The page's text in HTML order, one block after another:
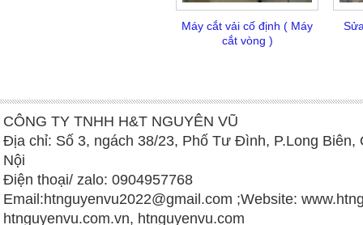
Máy cắt vải cố định ( Máy
cắt vòng )
CÔNG TY TNHH H&T NGUYÊN VŨ
Địa chỉ: Số 3, ngách 38/23, Phố Tư Đình, P.Long Biên,
Nội
Điện thoại/ zalo: 0904957768
Email:htnguyenvu2022@gmail.com ;Website:
htnguyenvu.com.vn, htnguyenvu.com